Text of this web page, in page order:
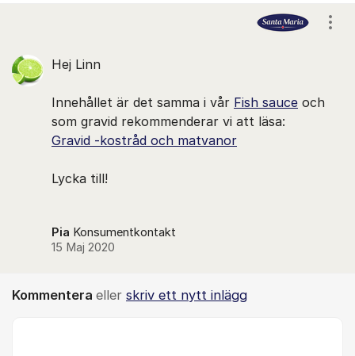
Hej Linn
Innehållet är det samma i vår ​ Fish sauce ​​​ och
som gravid rekommenderar vi att läsa:
Gravid -kostråd och matvanor
Lycka till!
Pia Konsumentkontakt
15 Maj 2020
Kommentera eller skriv ett nytt inlägg